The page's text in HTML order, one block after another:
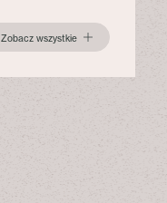
Zobacz wszystkie